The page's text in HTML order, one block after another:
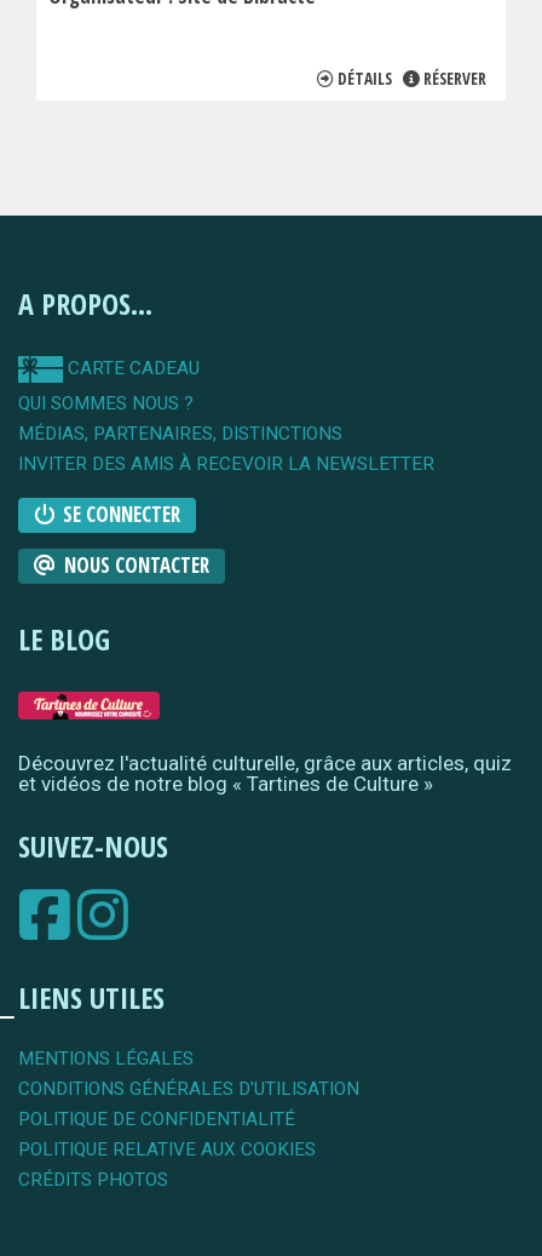
DÉTAILS RÉSERVER
A PROPOS...
CARTE CADEAU
QUI SOMMES NOUS ?
MÉDIAS, PARTENAIRES, DISTINCTIONS
INVITER DES AMIS À RECEVOIR LA NEWSLETTER
SE CONNECTER
NOUS CONTACTER
LE BLOG
Découvrez l'actualité culturelle, grâce aux articles, quiz
et vidéos de notre blog « Tartines de Culture »
SUIVEZ-NOUS
LIENS UTILES
MENTIONS LÉGALES
CONDITIONS GÉNÉRALES D'UTILISATION
POLITIQUE DE CONFIDENTIALITÉ
POLITIQUE RELATIVE AUX COOKIES
CRÉDITS PHOTOS